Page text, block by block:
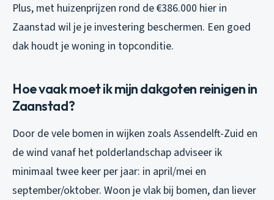
Plus, met huizenprijzen rond de €386.000 hier in
Zaanstad wil je je investering beschermen. Een goed
dak houdt je woning in topconditie.
Hoe vaak moet ik mijn dakgoten reinigen in
Zaanstad?
Door de vele bomen in wijken zoals Assendelft-Zuid en
de wind vanaf het polderlandschap adviseer ik
minimaal twee keer per jaar: in april/mei en
september/oktober. Woon je vlak bij bomen, dan liever